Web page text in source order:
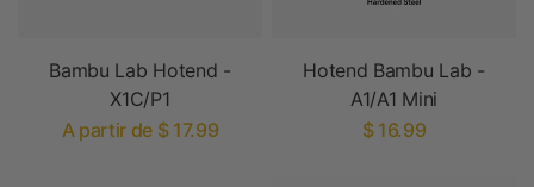
Bambu Lab Hotend -
X1C/P1
A partir de $ 17.99
Hotend Bambu Lab -
A1/A1 Mini
$ 16.99